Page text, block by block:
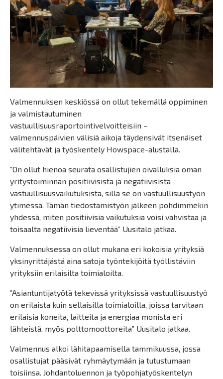
Valmennuksen keskiössä on ollut tekemällä oppiminen
ja valmistautuminen
vastuullisuusraportointivelvoitteisiin –
valmennuspäivien välisiä aikoja täydensivät itsenäiset
välitehtävät ja työskentely Howspace-alustalla.
”On ollut hienoa seurata osallistujien oivalluksia oman
yritystoiminnan positiivisista ja negatiivisista
vastuullisuusvaikutuksista, sillä se on vastuullisuustyön
ytimessä. Tämän tiedostamistyön jälkeen pohdimmekin
yhdessä, miten positiivisia vaikutuksia voisi vahvistaa ja
toisaalta negatiivisia lieventää” Uusitalo jatkaa.
Valmennuksessa on ollut mukana eri kokoisia yrityksiä
yksinyrittäjästä aina satoja työntekijöitä työllistäviin
yrityksiin erilaisilta toimialoilta.
”Asiantuntijatyötä tekevissä yrityksissä vastuullisuustyö
on erilaista kuin sellaisilla toimialoilla, joissa tarvitaan
erilaisia koneita, laitteita ja energiaa monista eri
lähteistä, myös polttomoottoreita” Uusitalo jatkaa.
Valmennus alkoi lähitapaamisella tammikuussa, jossa
osallistujat pääsivät ryhmäytymään ja tutustumaan
toisiinsa. Johdantoluennon ja työpohjatyöskentelyn